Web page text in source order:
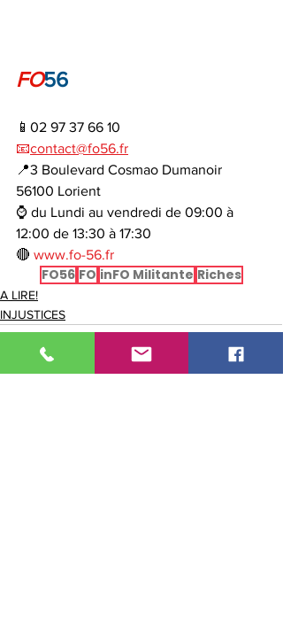
FO56
📱02 97 37 66 10
📧contact@fo56.fr
📍3 Boulevard Cosmao Dumanoir
56100 Lorient
⌚ du Lundi au vendredi de 09:00 à
12:00 de 13:30 à 17:30
🔴 www.fo-56.fr
FO56 FO inFO Militante Riches
A LIRE!
INJUSTICES